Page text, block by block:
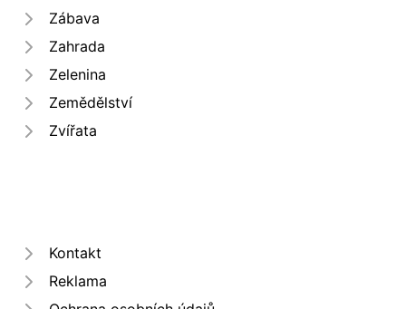
Zábava
Zahrada
Zelenina
Zemědělství
Zvířata
Kontakt
Reklama